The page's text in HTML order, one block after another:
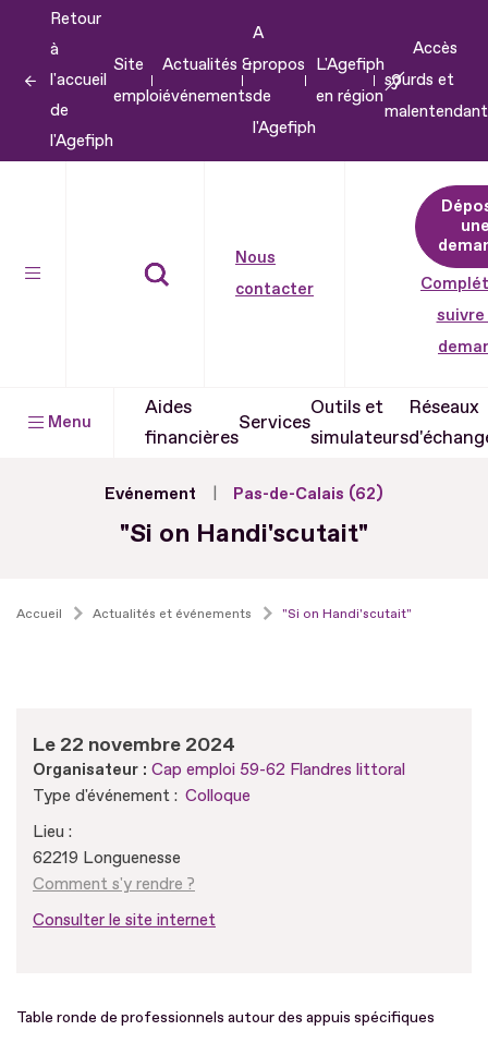
contenu
Retour
à
l'accueil
de
l'Agefiph
Site
emploi
Actualités &
événements
A
propos
de
l'Agefiph
L'Agefiph
en région
Accès
sourds et
Nous
contacter
suivre
Menu
Aides
financières
Services
Outils et
simulateurs
Réseaux
Evénement Pas-de-Calais (62)
"Si on Handi'scutait"
Accueil Actualités et événements "Si on Handi'scutait"
Le 22 novembre 2024
Organisateur : Cap emploi 59-62 Flandres littoral
Type d'événement : Colloque
Lieu :
62219 Longuenesse
Comment s'y rendre ?
Consulter le site internet
Table ronde de professionnels autour des appuis spécifiques